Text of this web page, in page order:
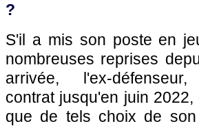
?
S'il a mis son poste en
nombreuses reprises
arrivée, l'ex-
contrat jusqu'en juin 2022,
que de tels choix de son